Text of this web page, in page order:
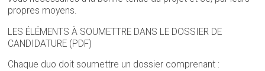
propres moyens.
LES ÉLÉMENTS À SOUMETTRE DANS LE DOSSIER DE
CANDIDATURE (PDF)
Chaque duo doit soumettre un dossier comprenant :